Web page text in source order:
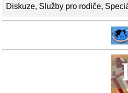
Diskuze, Služby pro rodiče,